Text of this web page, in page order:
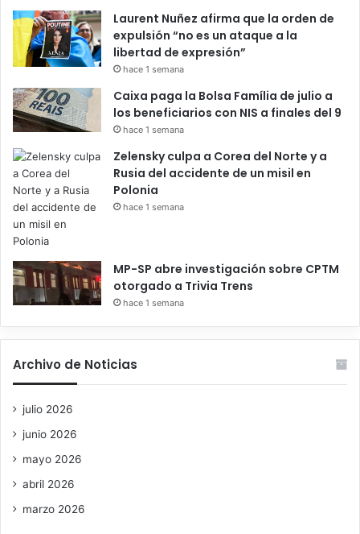
Laurent Nuñez afirma que la orden de
expulsión “no es un ataque a la
libertad de expresión”
hace 1 semana
Caixa paga la Bolsa Família de julio a
los beneficiarios con NIS a finales del 9
hace 1 semana
Zelensky culpa a Corea del Norte y a
Rusia del accidente de un misil en
Polonia
hace 1 semana
MP-SP abre investigación sobre CPTM
otorgado a Trivia Trens
hace 1 semana
Archivo de Noticias
julio 2026
junio 2026
mayo 2026
abril 2026
marzo 2026